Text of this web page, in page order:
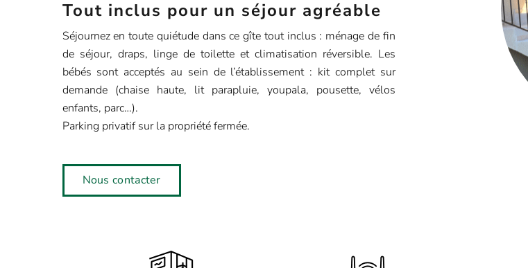
Tout inclus pour un séjour agréable
Séjournez en toute quiétude dans ce gîte tout inclus : ménage de fin
de séjour, draps, linge de toilette et climatisation réversible. Les
bébés sont acceptés au sein de l’établissement : kit complet sur
demande (chaise haute, lit parapluie, youpala, pousette, vélos
enfants, parc…).
Parking privatif sur la propriété fermée.
Nous contacter